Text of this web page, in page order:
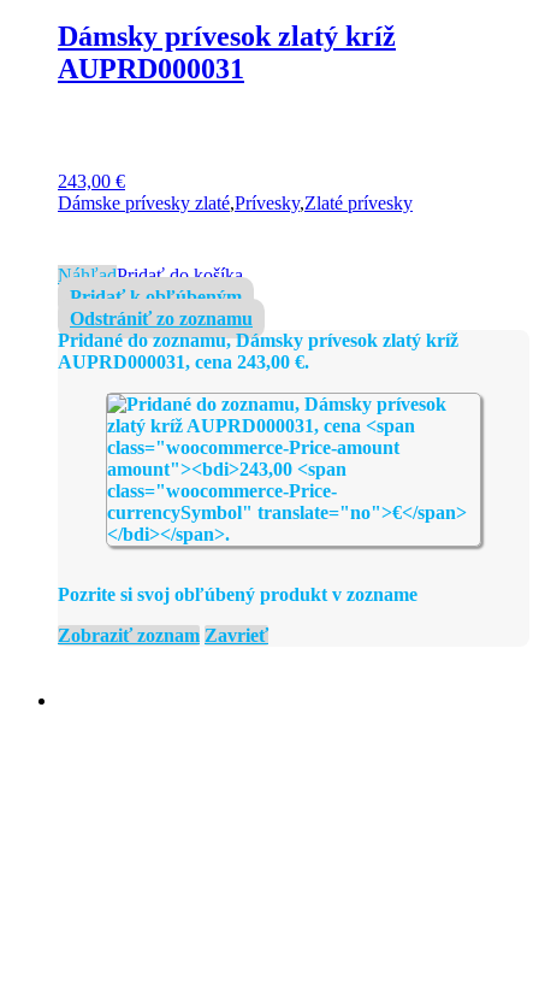
Dámsky prívesok zlatý kríž
AUPRD000031
243,00 €
Dámske prívesky zlaté,Prívesky,Zlaté prívesky
NáhľadPridať do košíka
Pridať k obľúbeným
Odstrániť zo zoznamu
Pridané do zoznamu, Dámsky prívesok zlatý kríž
AUPRD000031, cena 243,00 €.
Pozrite si svoj obľúbený produkt v zozname
Zobraziť zoznam Zavrieť